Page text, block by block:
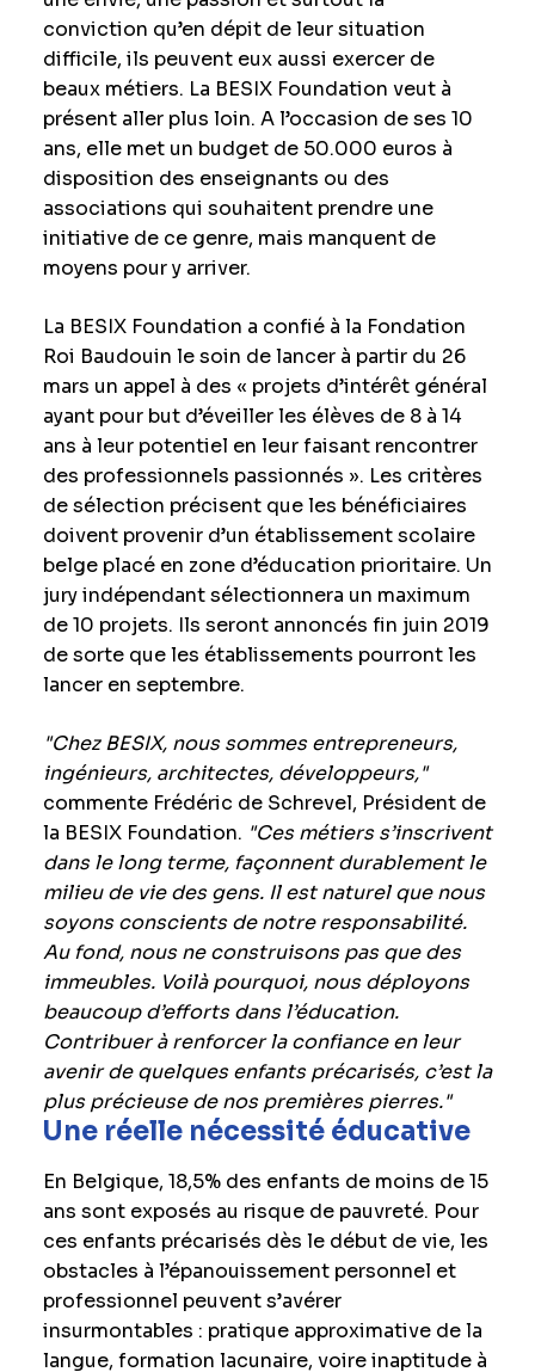
conviction qu’en dépit de leur situation
difficile, ils peuvent eux aussi exercer de
beaux métiers. La BESIX Foundation veut à
présent aller plus loin. A l’occasion de ses 10
ans, elle met un budget de 50.000 euros à
disposition des enseignants ou des
associations qui souhaitent prendre une
initiative de ce genre, mais manquent de
moyens pour y arriver.
La BESIX Foundation a confié à la Fondation
Roi Baudouin le soin de lancer à partir du 26
mars un appel à des « projets d’intérêt général
ayant pour but d’éveiller les élèves de 8 à 14
ans à leur potentiel en leur faisant rencontrer
des professionnels passionnés ». Les critères
de sélection précisent que les bénéficiaires
doivent provenir d’un établissement scolaire
belge placé en zone d’éducation prioritaire. Un
jury indépendant sélectionnera un maximum
de 10 projets. Ils seront annoncés fin juin 2019
de sorte que les établissements pourront les
lancer en septembre.
"Chez BESIX, nous sommes entrepreneurs,
ingénieurs, architectes, développeurs,"
commente Frédéric de Schrevel, Président de
la BESIX Foundation. "Ces métiers s’inscrivent
dans le long terme, façonnent durablement le
milieu de vie des gens. Il est naturel que nous
soyons conscients de notre responsabilité.
Au fond, nous ne construisons pas que des
immeubles. Voilà pourquoi, nous déployons
beaucoup d’efforts dans l’éducation.
Contribuer à renforcer la confiance en leur
avenir de quelques enfants précarisés, c’est la
plus précieuse de nos premières pierres."
Une réelle nécessité éducative
En Belgique, 18,5% des enfants de moins de 15
ans sont exposés au risque de pauvreté. Pour
ces enfants précarisés dès le début de vie, les
obstacles à l’épanouissement personnel et
professionnel peuvent s’avérer
insurmontables : pratique approximative de la
langue, formation lacunaire, voire inaptitude à